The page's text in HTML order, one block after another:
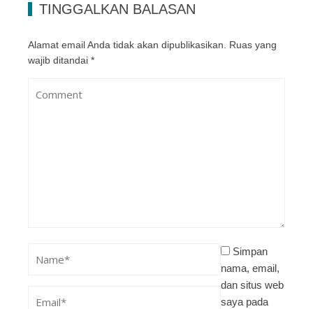
TINGGALKAN BALASAN
Alamat email Anda tidak akan dipublikasikan. Ruas yang
wajib ditandai *
Simpan
nama, email,
dan situs web
saya pada